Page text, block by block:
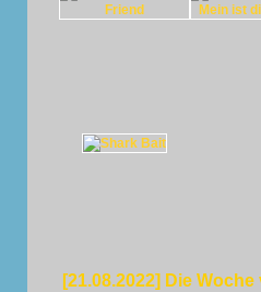
[21.08.2022] Die